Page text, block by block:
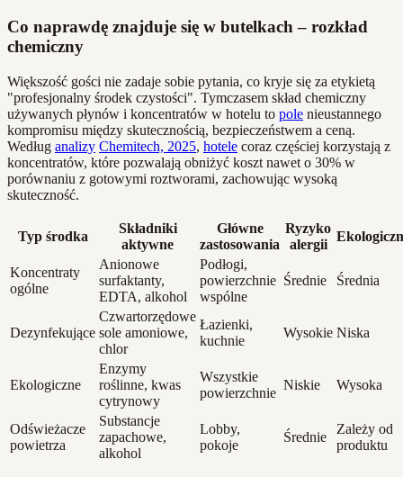
Co naprawdę znajduje się w butelkach – rozkład
chemiczny
Większość gości nie zadaje sobie pytania, co kryje się za etykietą
"profesjonalny środek czystości". Tymczasem skład chemiczny
używanych płynów i koncentratów w hotelu to pole nieustannego
kompromisu między skutecznością, bezpieczeństwem a ceną.
Według analizy Chemitech, 2025, hotele coraz częściej korzystają z
koncentratów, które pozwalają obniżyć koszt nawet o 30% w
porównaniu z gotowymi roztworami, zachowując wysoką
skuteczność.
Typ środka
Składniki
aktywne
Główne
zastosowania
Ryzyko
alergii
Koncentraty
ogólne
Anionowe
surfaktanty,
EDTA, alkohol
Podłogi,
powierzchnie
wspólne
Średnie Średnia
Dezynfekujące
Czwartorzędowe
sole amoniowe,
chlor
Łazienki,
kuchnie
Wysokie Niska
Ekologiczne
Enzymy
roślinne, kwas
cytrynowy
Wszystkie
powierzchnie
Niskie Wysoka
Odświeżacze
powietrza
Substancje
zapachowe,
alkohol
Lobby,
pokoje
Średnie
Zależy od
produktu